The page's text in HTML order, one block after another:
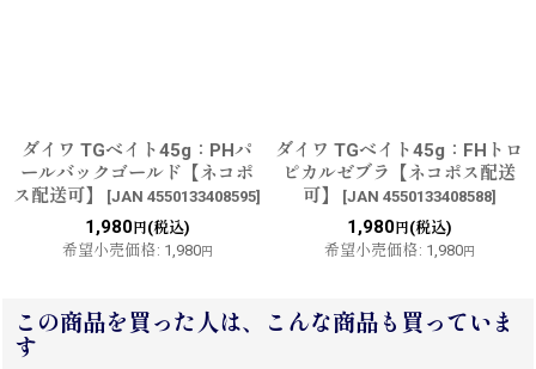
ダイワ TGベイト45g：PHパ
ールバックゴールド【ネコポ
ス配送可】
[JAN 4550133408595]
1,980円(税込)
希望小売価格: 1,980円
ダイワ TGベイト45g：FHトロ
ピカルゼブラ【ネコポス配送
可】
[JAN 4550133408588]
1,980円(税込)
希望小売価格: 1,980円
この商品を買った人は、こんな商品も買っていま
す